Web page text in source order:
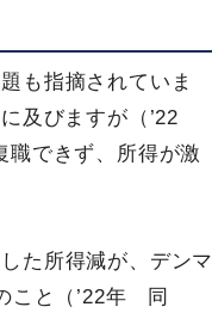
も指摘されていま
及びますが（’22
できず、所得が激
た所得減が、デンマ
こと（’22年 同